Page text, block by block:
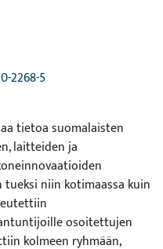
2268-5
tietoa suomalaisten
laitteiden ja
niin kotimaassa kuin
osoitettujen
kolmeen ryhmään,